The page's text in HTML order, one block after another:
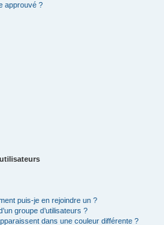
approuvé ?
puis-je en rejoindre un ?
groupe d’utilisateurs ?
dans une couleur différente ?